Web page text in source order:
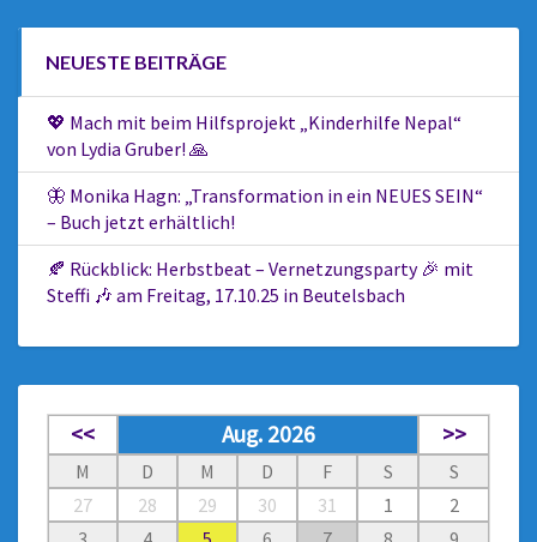
NEUESTE BEITRÄGE
💖 Mach mit beim Hilfsprojekt „Kinderhilfe Nepal“
von Lydia Gruber! 🙏
🦋 Monika Hagn: „Transformation in ein NEUES SEIN“
– Buch jetzt erhältlich!
🍂 Rückblick: Herbstbeat – Vernetzungsparty 🎉 mit
Steffi 🎶 am Freitag, 17.10.25 in Beutelsbach
<< Aug. 2026 >>
M D M D F S
S
27
28 29 30 31 1
2